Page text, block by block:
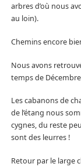
arbres d’où nous
au loin).
Chemins encore
Nous avons
temps de
Les cabanons de
de l’étang nous
cygnes, du reste
sont des leurres !
Retour par le large